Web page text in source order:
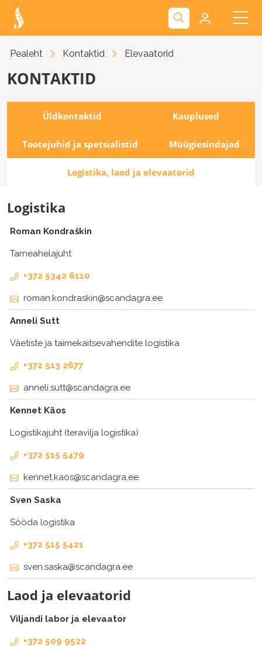
Kliendiportaal
Pealeht Kontaktid Elevaatorid
KONTAKTID
Üldkontaktid Kauplused
Tootejuhid ja spetsialistid Müügiesindajad
Logistika, laod ja elevaatorid
Logistika
Roman Kondraškin
Tarneahelajuht
+372 5342 6110
roman.kondraskin@scandagra.ee
Anneli Sutt
Väetiste ja taimekaitsevahendite logistika
+372 513 2677
anneli.sutt@scandagra.ee
Kennet Käos
Logistikajuht (teravilja logistika)
+372 515 5479
kennet.kaos@scandagra.ee
Sven Saska
Sööda logistika
+372 515 5421
sven.saska@scandagra.ee
Laod ja elevaatorid
Viljandi labor ja elevaator
+372 509 9522